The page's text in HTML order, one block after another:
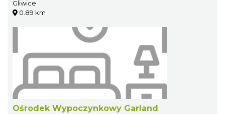
Gliwice
0.89 km
Ośrodek Wypoczynkowy Garland